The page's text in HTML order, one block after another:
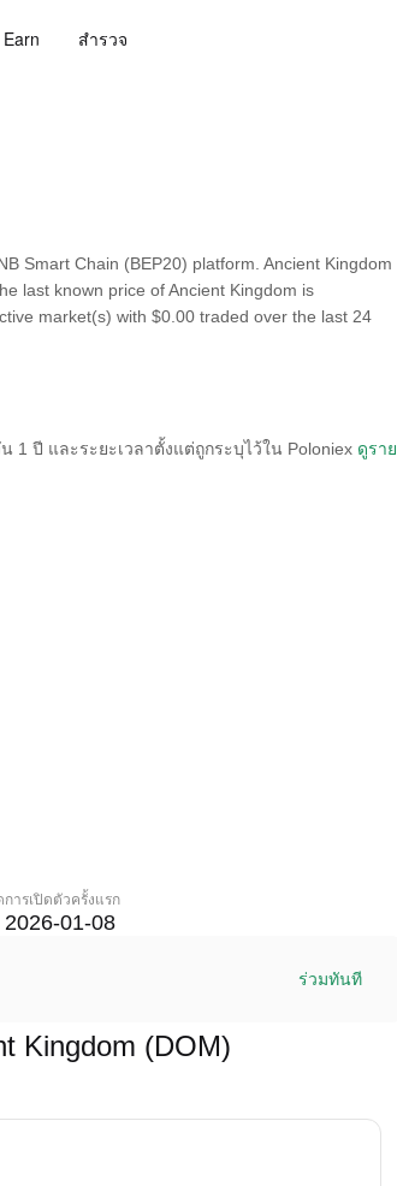
Earn สํารวจ
Smart Chain (BEP20) platform. Ancient Kingdom
last known price of Ancient Kingdom is
market(s) with $0.00 traded over the last 24
ปี และระยะเวลาตั้งแต่ถูกระบุไว้ใน Poloniex ดูราย
การเปิดตัวครั้งแรก
2026-01-08
ร่วมทันที
Kingdom (DOM)